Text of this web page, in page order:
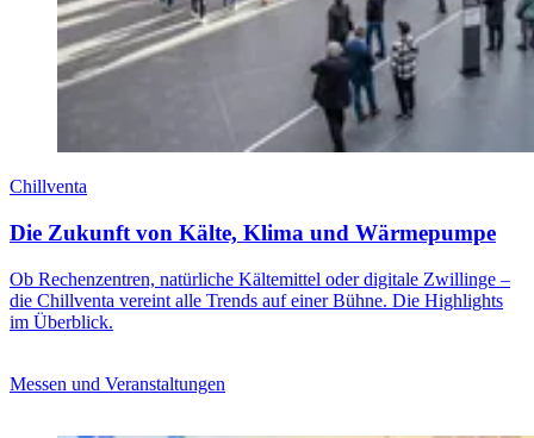
Chillventa
Die Zukunft von Kälte, Klima und Wärmepumpe
Ob Rechenzentren, natürliche Kältemittel oder digitale Zwillinge –
die Chillventa vereint alle Trends auf einer Bühne. Die Highlights
im Überblick.
Messen und Veranstaltungen